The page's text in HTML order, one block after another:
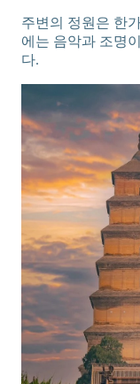
주변의 정원은 한
에는 음악과 조명
다.